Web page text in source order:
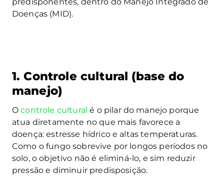
predisponentes, dentro do Manejo Integrado de
Doenças (MID).
1. Controle cultural (base do
manejo)
Ocontrole cultural é o pilar do manejo porque
atua diretamente no que mais favorece a
doença: estresse hídrico e altas temperaturas.
Como o fungo sobrevive por longos períodos no
solo, o objetivo não é eliminá-lo, e sim reduzir
pressão e diminuir predisposição.